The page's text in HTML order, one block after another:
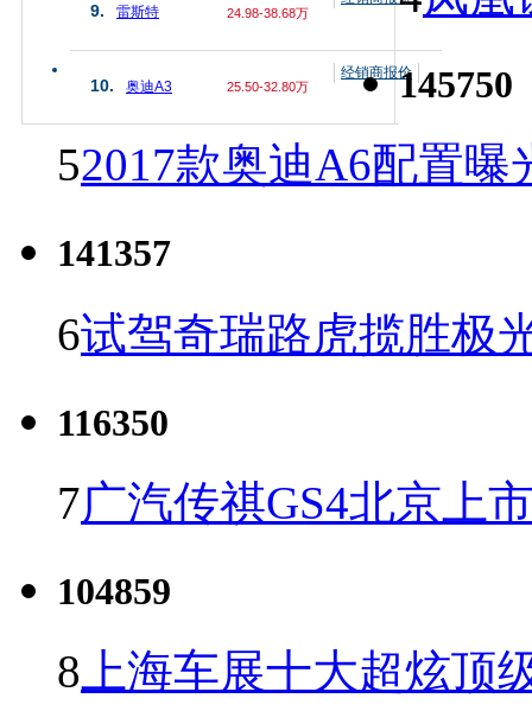
9. 雷斯特 24.98-38.68万
10. 奥迪A3 25.50-32.80万
经销商报价145750
52017款奥迪A6配置曝
141357
6试驾奇瑞路虎揽胜极
116350
7广汽传祺GS4北京上
104859
8 上海车展十大超炫顶